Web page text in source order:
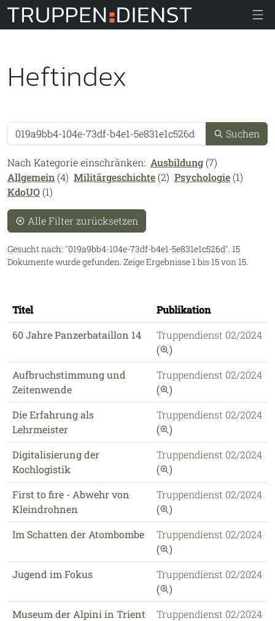
Truppendienst
Heftindex
Suche Suchen
Nach Kategorie einschränken: Ausbildung (7)
Allgemein (4) Militärgeschichte (2) Psychologie (1)
KdoUO (1)
Alle Filter zurücksetzen
Gesucht nach: 019a9bb4-104e-73df-b4e1-5e831e1c526d . 15
Dokumente wurde gefunden. Zeige Ergebnisse 1 bis 15 von 15.
Titel Publikation
60 Jahre Panzerbataillon 14
Truppendienst 02/2024
(
auf diese Publikation
)
Aufbruchstimmung und
Zeitenwende
Truppendienst 02/2024
(
auf diese Publikation
)
Die Erfahrung als
Lehrmeister
Truppendienst 02/2024
(
auf diese Publikation
)
Digitalisierung der
Kochlogistik
Truppendienst 02/2024
(
auf diese Publikation
)
First to fire - Abwehr von
Kleindrohnen
Truppendienst 02/2024
(
auf diese Publikation
)
Im Schatten der Atombombe
Truppendienst 02/2024
(
auf diese Publikation
)
Jugend im Fokus
Truppendienst 02/2024
(
auf diese Publikation
)
Museum der Alpini in Trient
Truppendienst 02/2024